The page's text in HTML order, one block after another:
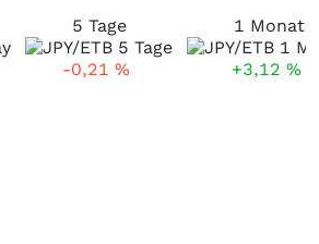
5 Tage
-0,21 %
1 Monat
+3,12 %